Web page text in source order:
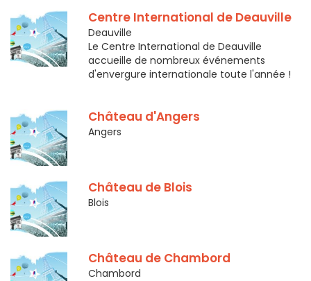
Centre International de Deauville
Deauville
Le Centre International de Deauville
accueille de nombreux événements
d'envergure internationale toute l'année !
Château d'Angers
Angers
Château de Blois
Blois
Château de Chambord
Chambord